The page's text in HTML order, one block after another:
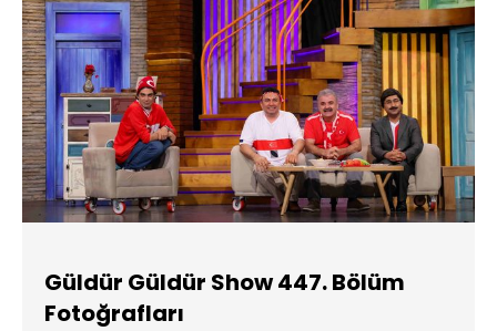
Güldür Güldür Show 447. Bölüm
Fotoğrafları